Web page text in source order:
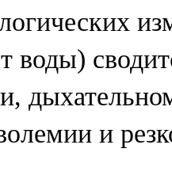
воды)
и